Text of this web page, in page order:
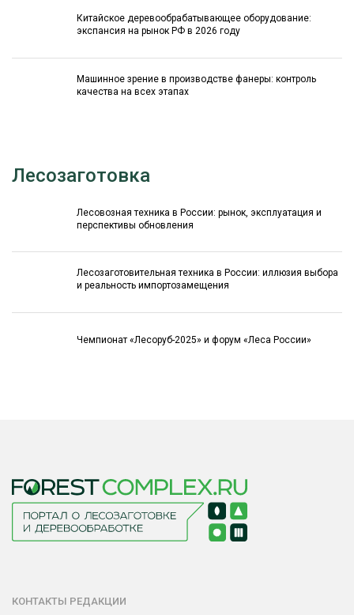
Китайское деревообрабатывающее оборудование:
экспансия на рынок РФ в 2026 году
Машинное зрение в производстве фанеры: контроль
качества на всех этапах
Лесозаготовка
Лесовозная техника в России: рынок, эксплуатация и
перспективы обновления
Лесозаготовительная техника в России: иллюзия выбора
и реальность импортозамещения
Чемпионат «Лесоруб-2025» и форум «Леса России»
КОНТАКТЫ РЕДАКЦИИ